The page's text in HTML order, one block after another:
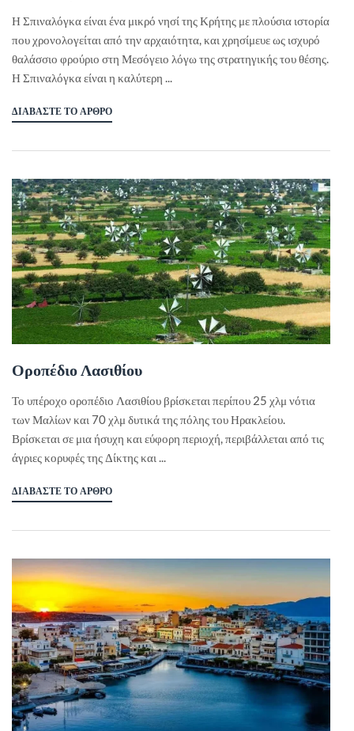
Η Σπιναλόγκα είναι ένα μικρό νησί της Κρήτης με πλούσια ιστορία
που χρονολογείται από την αρχαιότητα, και χρησίμευε ως ισχυρό
θαλάσσιο φρούριο στη Μεσόγειο λόγω της στρατηγικής του θέσης.
Η Σπιναλόγκα είναι η καλύτερη ...
ΔΙΑΒΆΣΤΕ ΤΟ ΆΡΘΡΟ
Οροπέδιο Λασιθίου
Το υπέροχο οροπέδιο Λασιθίου βρίσκεται περίπου 25 χλμ νότια
των Μαλίων και 70 χλμ δυτικά της πόλης του Ηρακλείου.
Βρίσκεται σε μια ήσυχη και εύφορη περιοχή, περιβάλλεται από τις
άγριες κορυφές της Δίκτης και ...
ΔΙΑΒΆΣΤΕ ΤΟ ΆΡΘΡΟ